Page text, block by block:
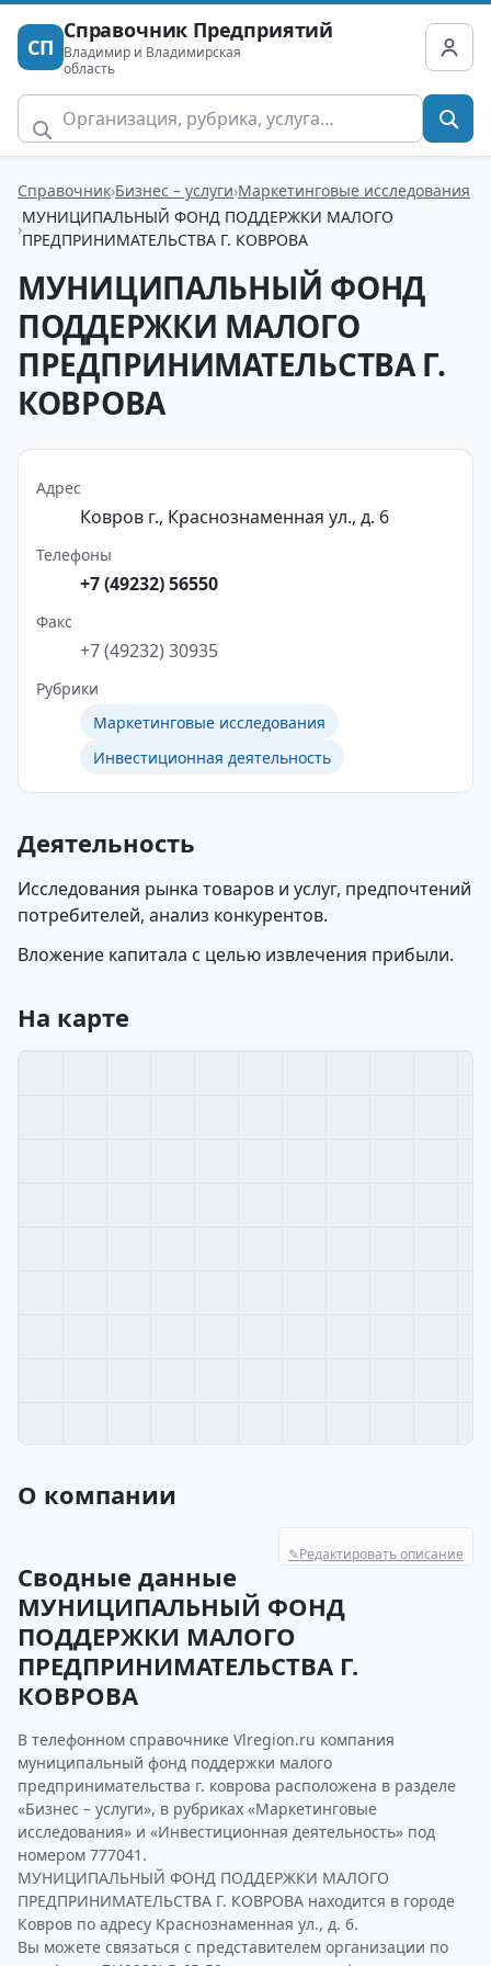
СП
Справочник Предприятий
Владимир и Владимирская
область
Справочник Бизнес – услуги Маркетинговые исследования
МУНИЦИПАЛЬНЫЙ ФОНД ПОДДЕРЖКИ МАЛОГО
ПРЕДПРИНИМАТЕЛЬСТВА Г. КОВРОВА
МУНИЦИПАЛЬНЫЙ ФОНД
ПОДДЕРЖКИ МАЛОГО
ПРЕДПРИНИМАТЕЛЬСТВА Г.
КОВРОВА
Адрес
Ковров г., Краснознаменная ул., д. 6
Телефоны
+7 (49232) 56550
Факс
+7 (49232) 30935
Рубрики
Маркетинговые исследования
Инвестиционная деятельность
Деятельность
Исследования рынка товаров и услуг, предпочтений
потребителей, анализ конкурентов.
Вложение капитала с целью извлечения прибыли.
На карте
О компании
✎Редактировать описание
Сводные данные
МУНИЦИПАЛЬНЫЙ ФОНД
ПОДДЕРЖКИ МАЛОГО
ПРЕДПРИНИМАТЕЛЬСТВА Г.
КОВРОВА
В телефонном справочнике Vlregion.ru компания
муниципальный фонд поддержки малого
предпринимательства г. коврова расположена в разделе
«Бизнес – услуги», в рубриках «Маркетинговые
исследования» и «Инвестиционная деятельность» под
номером 777041.
МУНИЦИПАЛЬНЫЙ ФОНД ПОДДЕРЖКИ МАЛОГО
ПРЕДПРИНИМАТЕЛЬСТВА Г. КОВРОВА находится в городе
Ковров по адресу Краснознаменная ул., д. 6.
Вы можете связаться с представителем организации по